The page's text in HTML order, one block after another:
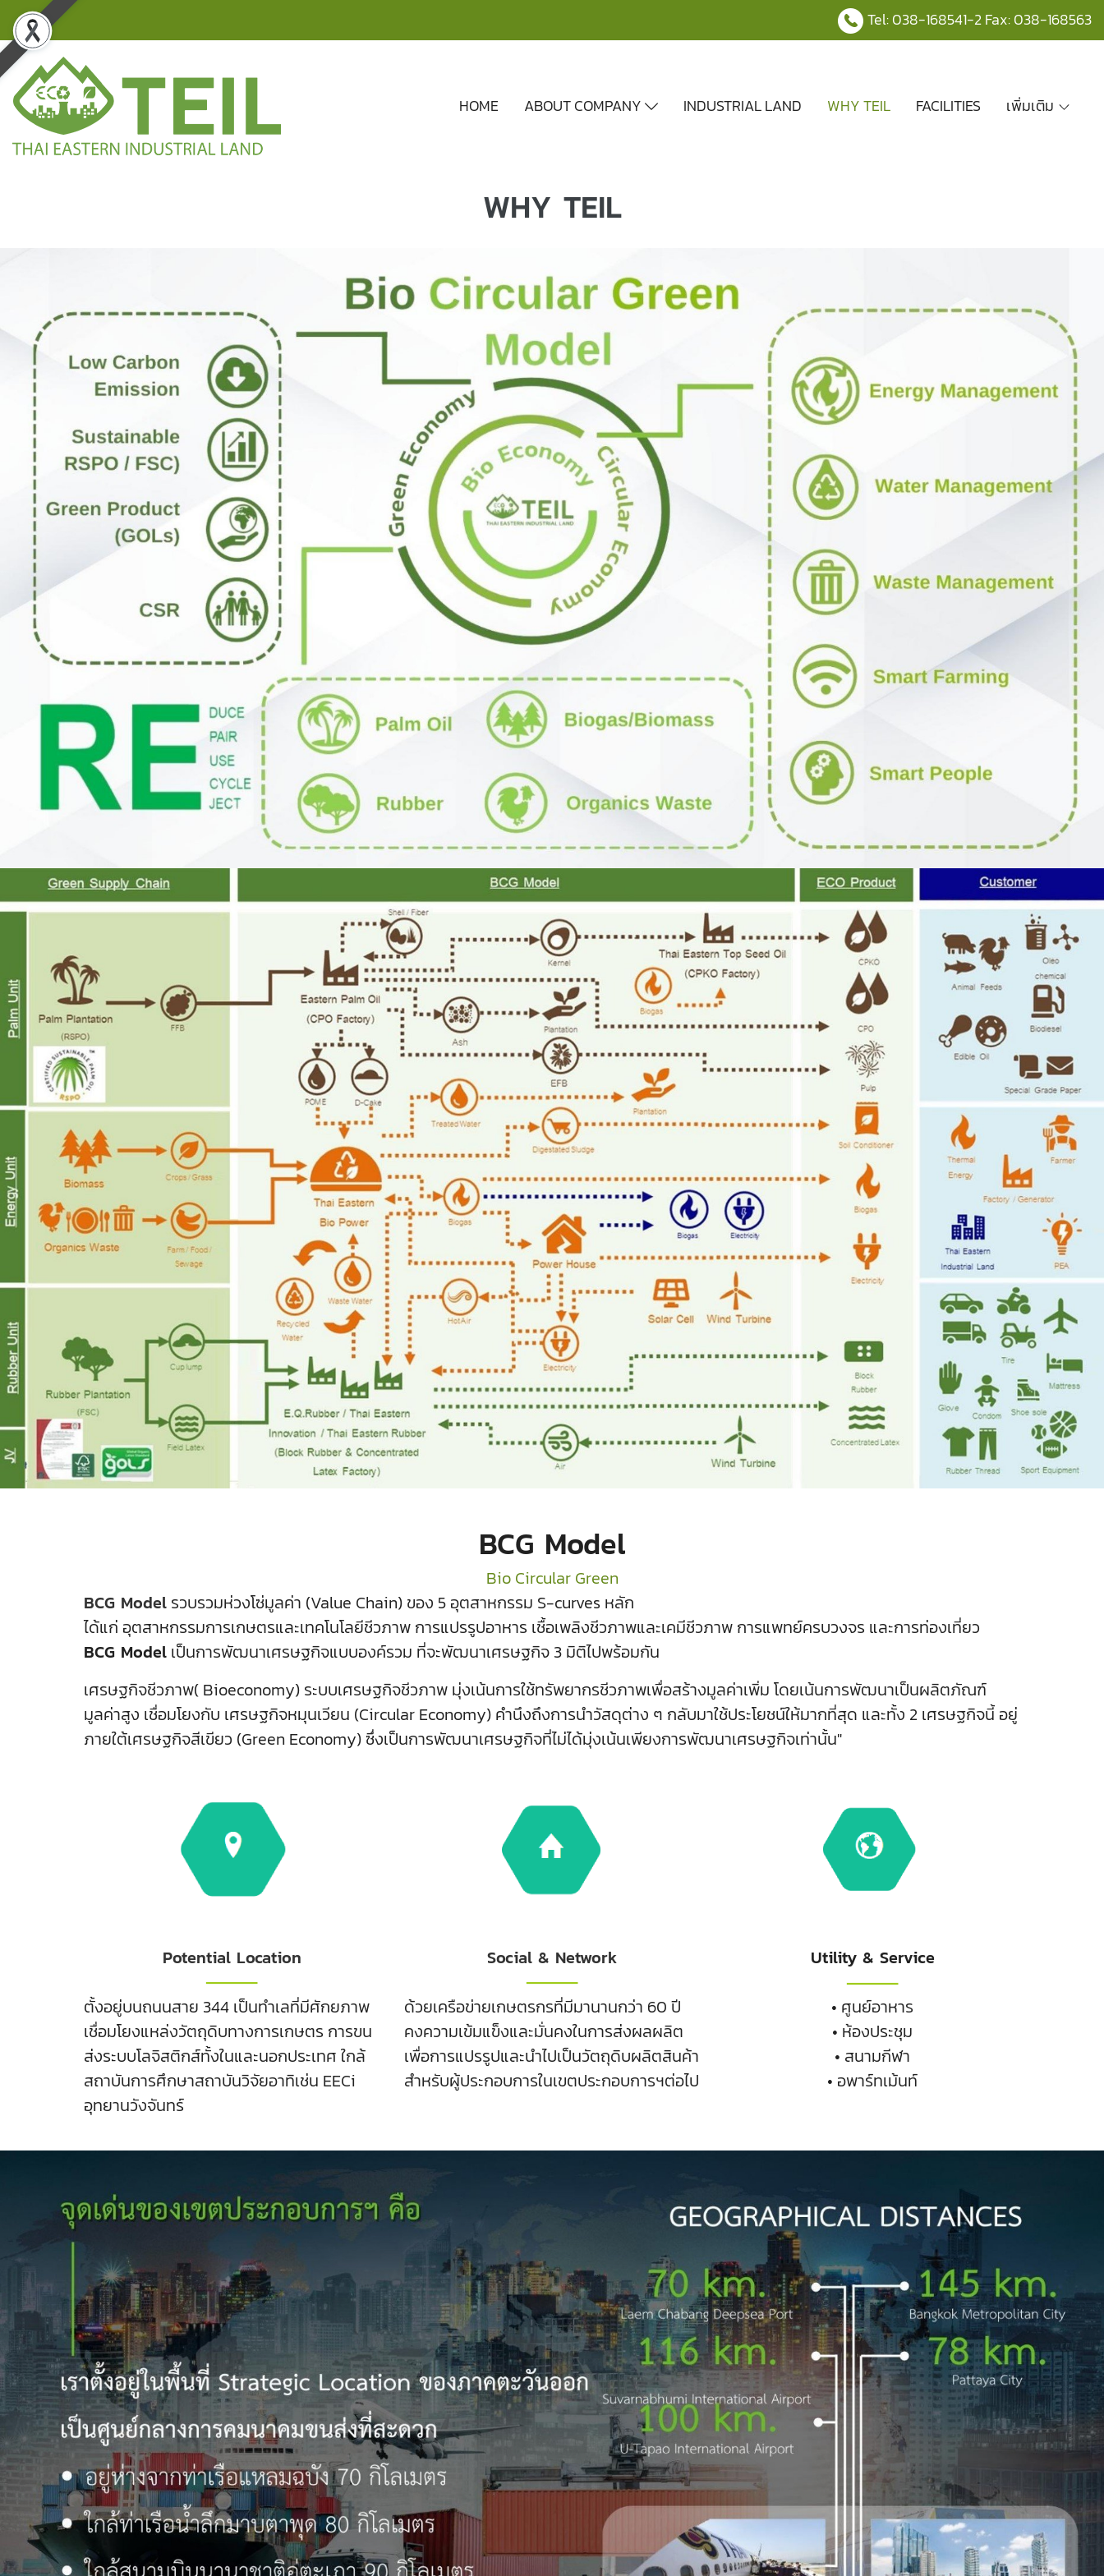
Tel:038-168541-2 Fax: 038-168563
HOME ABOUT COMPANY INDUSTRIAL LAND WHY TEIL FACILITIES เพิ่มเติม
WHY TEIL
BCG Model
Bio Circular Green
BCG Model รวบรวมห่วงโซ่มูลค่า (Value Chain) ของ 5 อุตสาหกรรม S-curves หลัก
ได้แก่ อุตสาหกรรมการเกษตรและเทคโนโลยีชีวภาพ การแปรรูปอาหาร เชื้อเพลิงชีวภาพและเคมีชีวภาพ การแพทย์ครบวงจร และการท่องเที่ยว
BCG Model เป็นการพัฒนาเศรษฐกิจแบบองค์รวม ที่จะพัฒนาเศรษฐกิจ 3 มิติไปพร้อมกัน
เศรษฐกิจชีวภาพ( Bioeconomy) ระบบเศรษฐกิจชีวภาพ มุ่งเน้นการใช้ทรัพยากรชีวภาพเพื่อสร้างมูลค่าเพิ่ม โดยเน้นการพัฒนาเป็นผลิตภัณฑ์
มูลค่าสูง เชื่อมโยงกับ เศรษฐกิจหมุนเวียน (Circular Economy) คำนึงถึงการนำวัสดุต่าง ๆ กลับมาใช้ประโยชน์ให้มากที่สุด และทั้ง 2 เศรษฐกิจนี้ อยู่
ภายใต้เศรษฐกิจสีเขียว (Green Economy) ซึ่งเป็นการพัฒนาเศรษฐกิจที่ไม่ได้มุ่งเน้นเพียงการพัฒนาเศรษฐกิจเท่านั้น"
Potential Location
ตั้งอยู่บนถนนสาย 344 เป็นทำเลที่มีศักยภาพ
เชื่อมโยงแหล่งวัตถุดิบทางการเกษตร การขน
ส่งระบบโลจิสติกส์ทั้งในและนอกประเทศ ใกล้
สถาบันการศึกษาสถาบันวิจัยอาทิเช่น EECi
อุทยานวังจันทร์
Social & Network
ด้วยเครือข่ายเกษตรกรที่มีมานานกว่า 60 ปี
คงความเข้มแข็งและมั่นคงในการส่งผลผลิต
เพื่อการแปรรูปและนำไปเป็นวัตถุดิบผลิตสินค้า
สำหรับผู้ประกอบการในเขตประกอบการฯต่อไป
Utility & Service
• ศูนย์อาหาร
• ห้องประชุม
• สนามกีฬา
• อพาร์ทเม้นท์